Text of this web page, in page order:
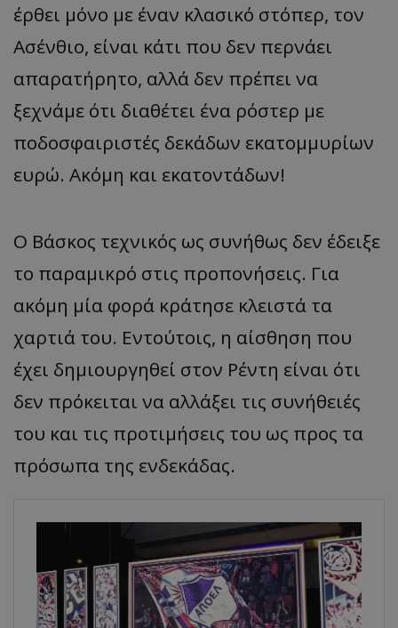
έρθει μόνο με έναν κλασικό στόπερ, τον
Ασένθιο, είναι κάτι που δεν περνάει
απαρατήρητο, αλλά δεν πρέπει να
ξεχνάμε ότι διαθέτει ένα ρόστερ με
ποδοσφαιριστές δεκάδων εκατομμυρίων
ευρώ. Ακόμη και εκατοντάδων!
Ο Βάσκος τεχνικός ως συνήθως δεν έδειξε
το παραμικρό στις προπονήσεις. Για
ακόμη μία φορά κράτησε κλειστά τα
χαρτιά του. Εντούτοις, η αίσθηση που
έχει δημιουργηθεί στον Ρέντη είναι ότι
δεν πρόκειται να αλλάξει τις συνήθειές
του και τις προτιμήσεις του ως προς τα
πρόσωπα της ενδεκάδας.